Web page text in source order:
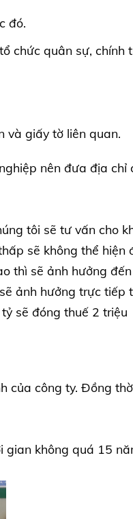
đó.
chức quân sự, chính
và giấy tờ liên quan.
nên đưa địa chỉ
tôi sẽ tư vấn cho
sẽ không thể hiện
thì sẽ ảnh hưởng
ảnh hưởng trực tiếp
sẽ đóng thuế 2 triệu
của công ty. Đồng
gian không quá 15